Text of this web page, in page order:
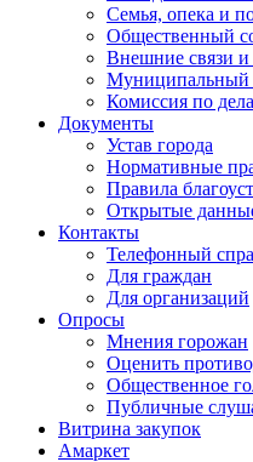
Семья, опека и
Общественный
Внешние связи и
Муниципальный
Комиссия по
Документы
Устав города
Нормативные
Правила
Открытые
Контакты
Телефонный
Для граждан
Для организаций
Опросы
Мнения горожан
Оценить
Общественное
Публичные
Витрина закупок
Амаркет